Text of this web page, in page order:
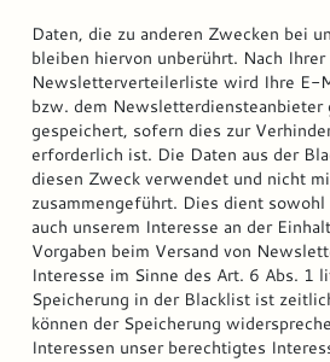
Daten, die zu anderen Zwecken bei
bleiben hiervon unberührt. Nach
Newsletterverteilerliste wird Ihre E-
bzw. dem
gespeichert, sofern dies zur
erforderlich ist. Die Daten aus der
diesen Zweck verwendet und nicht
zusammengeführt. Dies dient
auch unserem Interesse an der
Vorgaben beim Versand von
Interesse im Sinne des Art. 6 Abs. 1
Speicherung in der Blacklist ist
können der Speicherung
Interessen unser berechtigtes